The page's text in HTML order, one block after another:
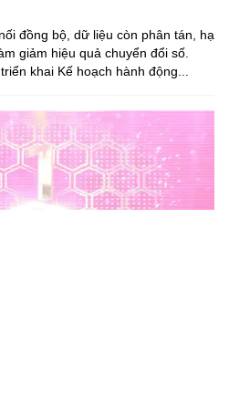
đồng bộ, dữ liệu còn phân tán, hạ
giảm hiệu quả chuyển đổi số.
khai Kế hoạch hành động...